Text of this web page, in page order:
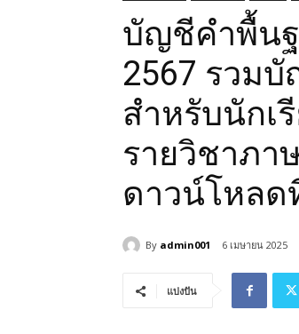
บัญชีคําพื้นฐ
2567 รวม
สำหรับนักเ
รายวิชาภา
ดาวน์โหลด
By admin001 6 เมษายน 2025
แบ่งปัน